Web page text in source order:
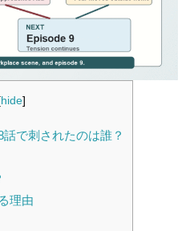
[hide]
で刺されたのは誰？
理由